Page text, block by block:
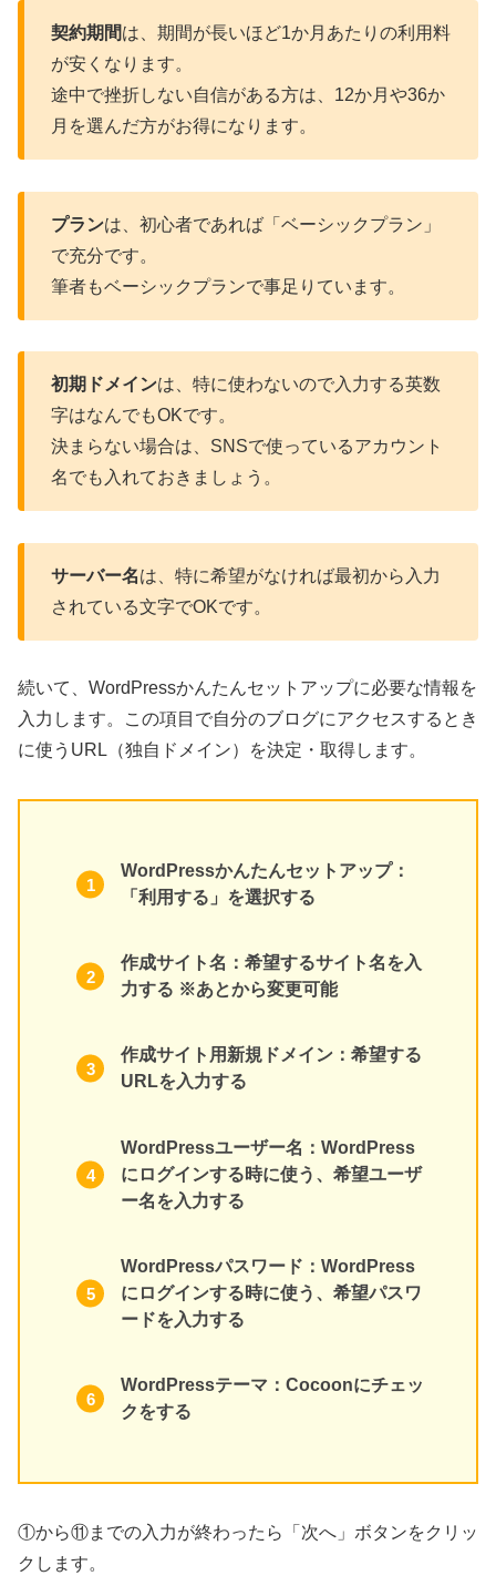
契約期間は、期間が長いほど1か月あたりの利用料
が安くなります。
途中で挫折しない自信がある方は、12か月や36か
月を選んだ方がお得になります。
プランは、初心者であれば「ベーシックプラン」
で充分です。
筆者もベーシックプランで事足りています。
初期ドメインは、特に使わないので入力する英数
字はなんでもOKです。
決まらない場合は、SNSで使っているアカウント
名でも入れておきましょう。
サーバー名は、特に希望がなければ最初から入力
されている文字でOKです。
続いて、WordPressかんたんセットアップに必要な情報を
入力します。この項目で自分のブログにアクセスするとき
に使うURL（独自ドメイン）を決定・取得します。
WordPressかんたんセットアップ：
「利用する」を選択する
作成サイト名：希望するサイト名を入
力する ※あとから変更可能
作成サイト用新規ドメイン：希望する
URLを入力する
WordPressユーザー名：WordPress
にログインする時に使う、希望ユーザ
ー名を入力する
WordPressパスワード：WordPress
にログインする時に使う、希望パスワ
ードを入力する
WordPressテーマ：Cocoonにチェッ
クをする
①から⑪までの入力が終わったら「次へ」ボタンをクリッ
クします。